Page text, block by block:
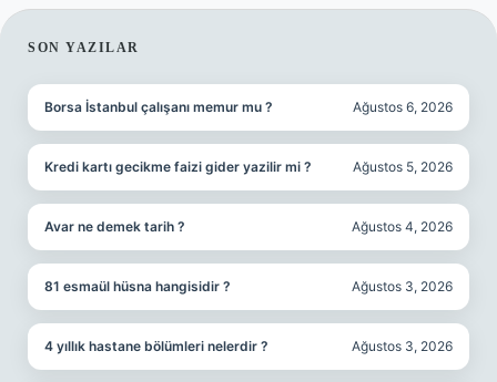
SIDEBAR
SON YAZILAR
Borsa İstanbul çalışanı memur mu ? Ağustos 6, 2026
Kredi kartı gecikme faizi gider yazilir mi ? Ağustos 5, 2026
Avar ne demek tarih ? Ağustos 4, 2026
81 esmaül hüsna hangisidir ? Ağustos 3, 2026
4 yıllık hastane bölümleri nelerdir ? Ağustos 3, 2026